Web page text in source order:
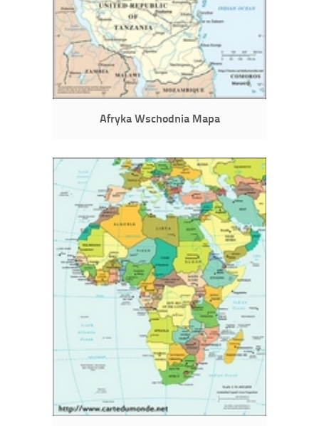
Afryka Wschodnia Mapa